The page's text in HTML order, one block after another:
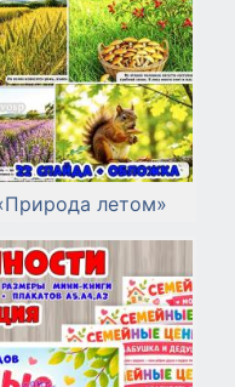
летом»